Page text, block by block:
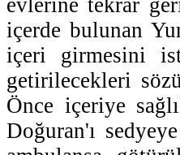
içerde bulunan
içeri girmesini
getirilecekleri
Önce içeriye
Doğuran'ı